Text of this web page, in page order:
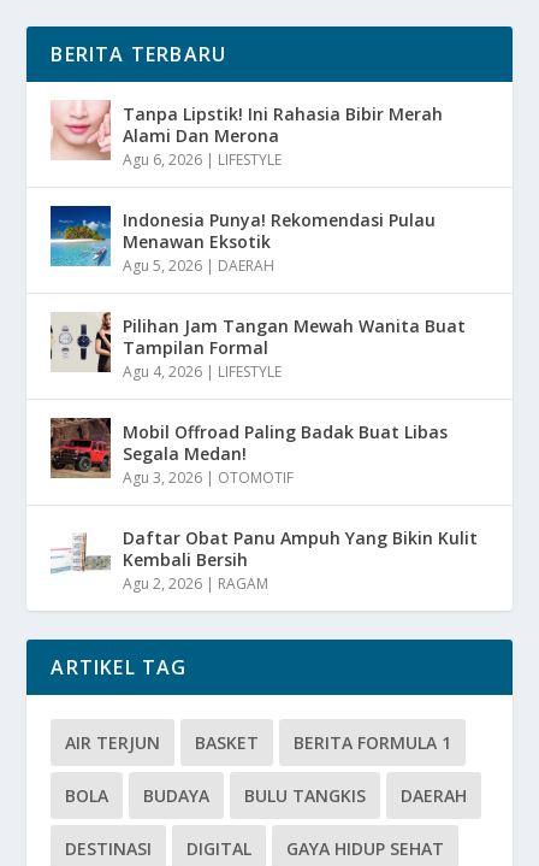
BERITA TERBARU
Tanpa Lipstik! Ini Rahasia Bibir Merah
Alami Dan Merona
Agu 6, 2026 | LIFESTYLE
Indonesia Punya! Rekomendasi Pulau
Menawan Eksotik
Agu 5, 2026 | DAERAH
Pilihan Jam Tangan Mewah Wanita Buat
Tampilan Formal
Agu 4, 2026 | LIFESTYLE
Mobil Offroad Paling Badak Buat Libas
Segala Medan!
Agu 3, 2026 | OTOMOTIF
Daftar Obat Panu Ampuh Yang Bikin Kulit
Kembali Bersih
Agu 2, 2026 | RAGAM
ARTIKEL TAG
AIR TERJUN BASKET BERITA FORMULA 1
BOLA BUDAYA BULU TANGKIS DAERAH
DESTINASI DIGITAL GAYA HIDUP SEHAT